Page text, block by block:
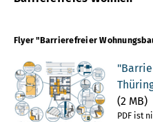
Flyer "Barrierefreier
(2 MB)
PDF ist